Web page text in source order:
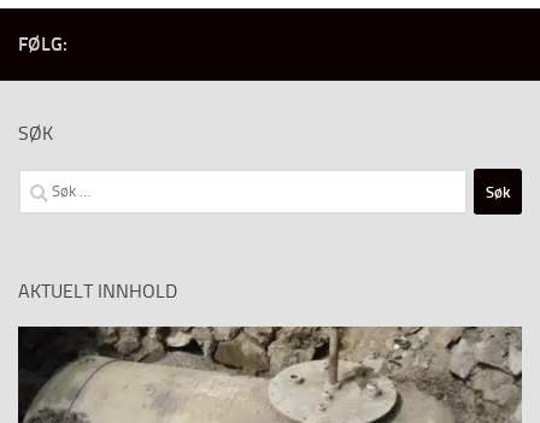
FØLG:
SØK
Søk
etter:
AKTUELT INNHOLD